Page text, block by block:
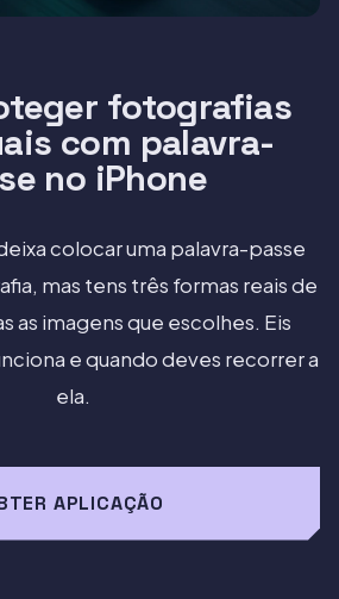
fotografias
com palavra-
no iPhone
colocar uma palavra-passe
mas tens três formas reais de
as imagens que escolhes. Eis
e quando deves recorrer a
ela.
APLICAÇÃO